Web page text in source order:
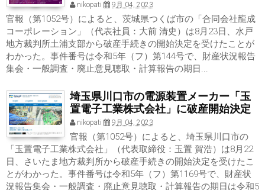
nikopati 9月 04, 2023
官報（第1052号）によると、茨城県つくば市の「合同会社龍成
コーポレーション」（代表社員：大前 清史）は8月23日、水戸
地方裁判所土浦支部から破産手続きの開始決定を受けたことが
わかった。事件番号は令和5年（フ）第144号で、財産状況報告
集会・一般調査・廃止意見聴取・計算報告の期日...
埼玉県川口市の電源装置メーカー「玉
置電子工業株式会社」に破産開始決定
nikopati 9月 04, 2023
官報（第1052号）によると、埼玉県川口市の
「玉置電子工業株式会社」（代表取締役：玉置 賀浩）は8月22
日、さいたま地方裁判所から破産手続きの開始決定を受けたこ
とがわかった。事件番号は令和5年（フ）第1169号で、財産状
況報告集会・一般調査・廃止意見聴取・計算報告の期日は令和5